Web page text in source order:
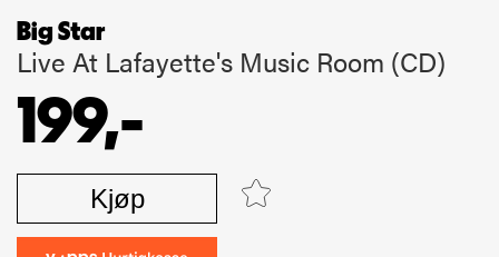
Big Star
Live At Lafayette's Music Room (CD)
199,-
Kjøp